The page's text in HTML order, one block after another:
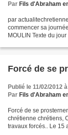
Par Fils d'Abraham
par
commencer sa
MOULIN Texte du
Forcé de se
Publié le 11/02/2012
Par Fils d'Abraham
Forcé de se
chrétienne chrétiens,
travaux forcés.. Le 15